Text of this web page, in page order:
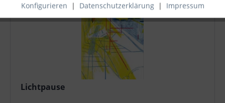
Konfigurieren | Datenschutzerklärung | Impressum
Lichtpause